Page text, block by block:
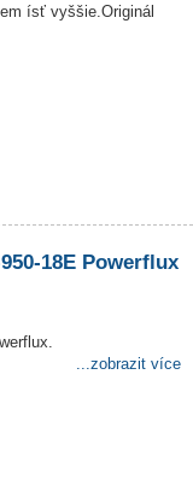
ísť vyššie.Originál
18E Powerflux
...zobrazit více